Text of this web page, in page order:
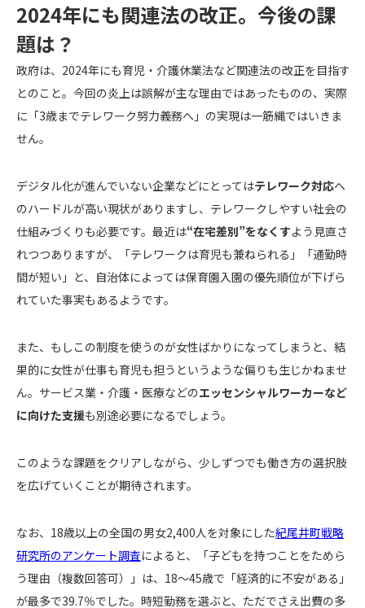
2024年にも関連法の改正。今後の課
題は？
政府は、2024年にも育児・介護休業法など関連法の改正を目指す
とのこと。今回の炎上は誤解が主な理由ではあったものの、実際
に「3歳までテレワーク努力義務へ」の実現は一筋縄ではいきま
せん。
デジタル化が進んでいない企業などにとってはテレワーク対応へ
のハードルが高い現状がありますし、テレワークしやすい社会の
仕組みづくりも必要です。最近は“在宅差別”をなくすよう見直さ
れつつありますが、「テレワークは育児も兼ねられる」「通勤時
間が短い」と、自治体によっては保育園入園の優先順位が下げら
れていた事実もあるようです。
また、もしこの制度を使うのが女性ばかりになってしまうと、結
果的に女性が仕事も育児も担うというような偏りも生じかねませ
ん。サービス業・介護・医療などのエッセンシャルワーカーなど
に向けた支援も別途必要になるでしょう。
このような課題をクリアしながら、少しずつでも働き方の選択肢
を広げていくことが期待されます。
なお、18歳以上の全国の男女2,400人を対象にした紀尾井町戦略
研究所のアンケート調査によると、「子どもを持つことをためら
う理由（複数回答可）」は、18〜45歳で「経済的に不安がある」
が最多で39.7％でした。時短勤務を選ぶと、ただでさえ出費の多